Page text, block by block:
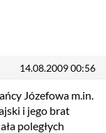
14.08.2009 00:56
Józefowa m.in.
i jego brat
poległych